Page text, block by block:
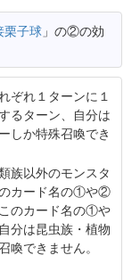
栗子球 」の②の効
ぞれ１ターンに１
るターン、自分は
しか特殊召喚でき
族以外のモンスタ
のカード名の①や②
のカード名の①や
分は昆虫族・植物
喚できません。